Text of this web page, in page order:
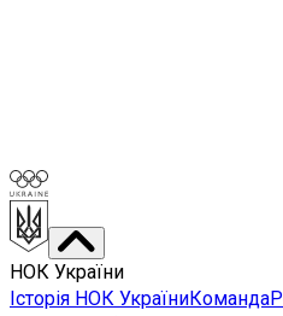
НОК України
Історія НОК УкраїниКоманда